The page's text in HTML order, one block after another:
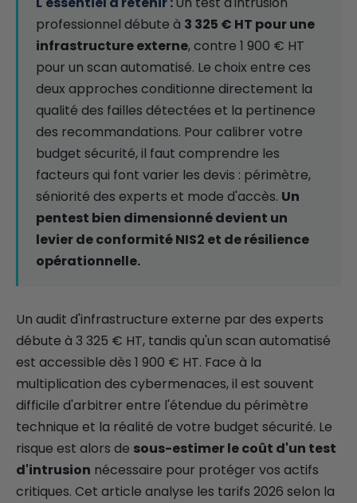
professionnel débute à 3 325 € HT pour une
infrastructure externe, contre 1 900 € HT
pour un scan automatisé. Le choix entre ces
deux approches conditionne directement la
qualité des failles détectées et la pertinence
des recommandations. Pour calibrer votre
budget sécurité, il faut comprendre les
facteurs qui font varier les devis : périmètre,
séniorité des experts et mode d'accès. Un
pentest bien dimensionné devient un
levier de conformité NIS2 et de résilience
opérationnelle.
Un audit d'infrastructure externe par des experts
débute à 3 325 € HT, tandis qu'un scan automatisé
est accessible dès 1 900 € HT. Face à la
multiplication des cybermenaces, il est souvent
difficile d'arbitrer entre l'étendue du périmètre
technique et la réalité de votre budget sécurité. Le
risque est alors de sous-estimer le coût d'un test
d'intrusion nécessaire pour protéger vos actifs
critiques. Cet article analyse les tarifs 2026 selon la